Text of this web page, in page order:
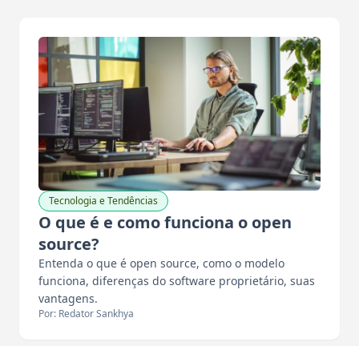
Tecnologia e Tendências
O que é e como funciona o open
source?
Entenda o que é open source, como o modelo
funciona, diferenças do software proprietário, suas
vantagens.
Por: Redator Sankhya